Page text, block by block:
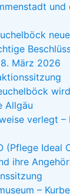
März 2026
Allgäu
verlegt
(Pflege Ideal
ihre
–